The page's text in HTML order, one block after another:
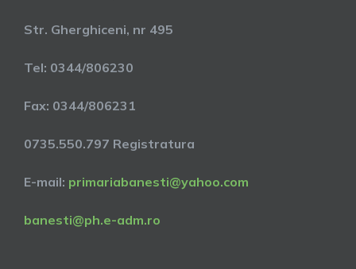
Str. Gherghiceni, nr 495
Tel: 0344/806230
Fax: 0344/806231
0735.550.797 Registratura
E-mail: primariabanesti@yahoo.com
banesti@ph.e-adm.ro